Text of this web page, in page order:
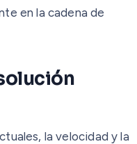
en la cadena de
la velocidad y la